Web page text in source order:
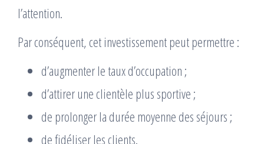
l’attention.
Par conséquent, cet investissement peut permettre :
d’augmenter le taux d’occupation ;
d’attirer une clientèle plus sportive ;
de prolonger la durée moyenne des séjours ;
de fidéliser les clients.